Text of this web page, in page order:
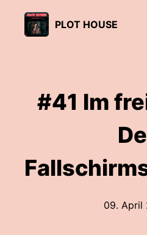
PLOT HOUSE
#41 Im
09. April